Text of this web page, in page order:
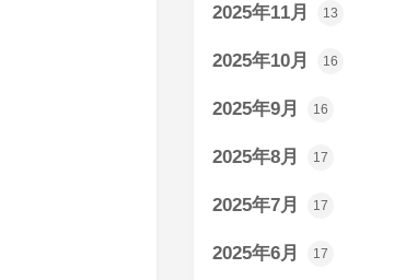
2025年11月 13
2025年10月 16
2025年9月 16
2025年8月 17
2025年7月 17
2025年6月 17